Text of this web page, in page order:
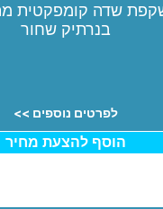
שדה קומפקטית
בנרתיק שחור
לפרטים נוספים >>
הוסף להצעת מחיר